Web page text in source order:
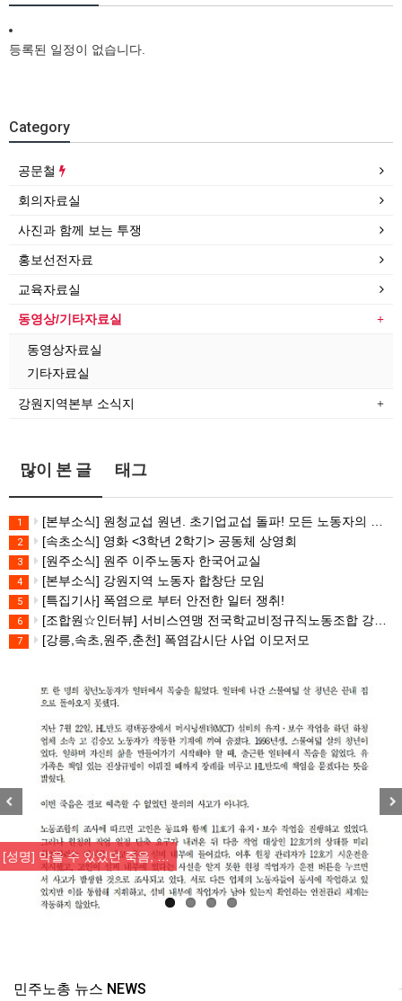
등록된 일정이 없습니다.
Category
공문철
회의자료실
사진과 함께 보는 투쟁
홍보선전자료
교육자료실
동영상/기타자료실
동영상자료실
기타자료실
강원지역본부 소식지
많이 본 글 태그
1 [본부소식] 원청교섭 원년. 초기업교섭 돌파! 모든 노동자의 노동기본권 쟁취! 민주노총 7.15 총파업대회
2 [속초소식] 영화 <3학년 2학기> 공동체 상영회
3 [원주소식] 원주 이주노동자 한국어교실
4 [본부소식] 강원지역 노동자 합창단 모임
5 [특집기사] 폭염으로 부터 안전한 일터 쟁취!
6 [조합원☆인터뷰] 서비스연맹 전국학교비정규직노동조합 강원지부 김유미 춘천지회장
7 [강릉,속초,원주,춘천] 폭염감시단 사업 이모저모
[성명] 막을 수 있었던 죽음, …
주노총 뉴스 NEWS